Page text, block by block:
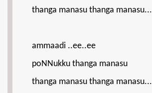
thanga manasu thanga manasu...
ammaadi ..ee..ee
poNNukku thanga manasu
thanga manasu thanga manasu...